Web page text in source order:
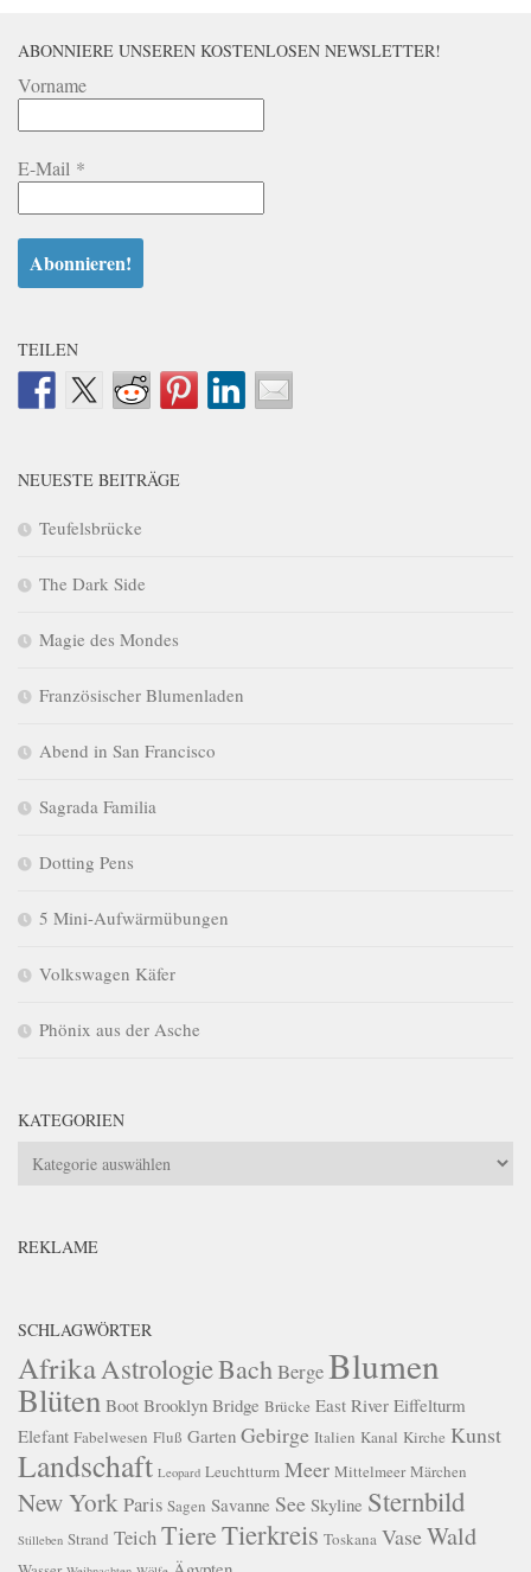
ABONNIERE UNSEREN KOSTENLOSEN NEWSLETTER!
Vorname
E-Mail *
TEILEN
NEUESTE BEITRÄGE
Teufelsbrücke
The Dark Side
Magie des Mondes
Französischer Blumenladen
Abend in San Francisco
Sagrada Familia
Dotting Pens
5 Mini-Aufwärmübungen
Volkswagen Käfer
Phönix aus der Asche
KATEGORIEN
Kategorien
REKLAME
SCHLAGWÖRTER
AfrikaAstrologieBachBergeBlumen
Blüten Boot Brooklyn Bridge Brücke East River Eiffelturm
Elefant Fabelwesen Fluß Garten Gebirge Italien Kanal Kirche Kunst
Landschaft Leopard Leuchtturm Meer Mittelmeer Märchen
New YorkParis Sagen Savanne See Skyline Sternbild
Stilleben Strand TeichTiereTierkreis Toskana VaseWald